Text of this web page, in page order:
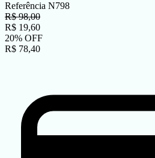
Referência N798
R$98,00
R$ 19,60
20% OFF
R$ 78,40